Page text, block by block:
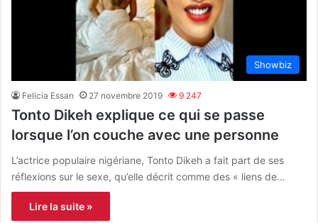
Showbiz
Felicia Essan 27 novembre 2019 9 247
Tonto Dikeh explique ce qui se passe
lorsque l’on couche avec une personne
L’actrice populaire nigériane, Tonto Dikeh a fait part de ses
réflexions sur le sexe, qu’elle décrit comme des « liens de…
Lire la suite »